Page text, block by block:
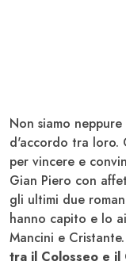
Non siamo
d'accordo tra loro.
per vincere e
Gian Piero con
gli ultimi due
hanno capito e lo
Mancini e
tra il Colosseo e il